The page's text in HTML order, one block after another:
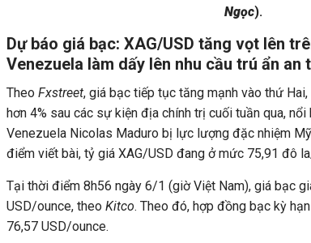
Ngọc).
Dự báo giá bạc: XAG/USD tăng vọt lên
Venezuela làm dấy lên nhu cầu trú ẩn an
Theo Fxstreet, giá bạc tiếp tục tăng mạnh vào thứ
hơn 4% sau các sự kiện địa chính trị cuối tuần qua,
Venezuela Nicolas Maduro bị lực lượng đặc nhiệm
điểm viết bài, tỷ giá XAG/USD đang ở mức 75,91 đô
Tại thời điểm 8h56 ngày 6/1 (giờ Việt Nam), giá bạc
USD/ounce, theo Kitco. Theo đó, hợp đồng bạc kỳ
76,57 USD/ounce.